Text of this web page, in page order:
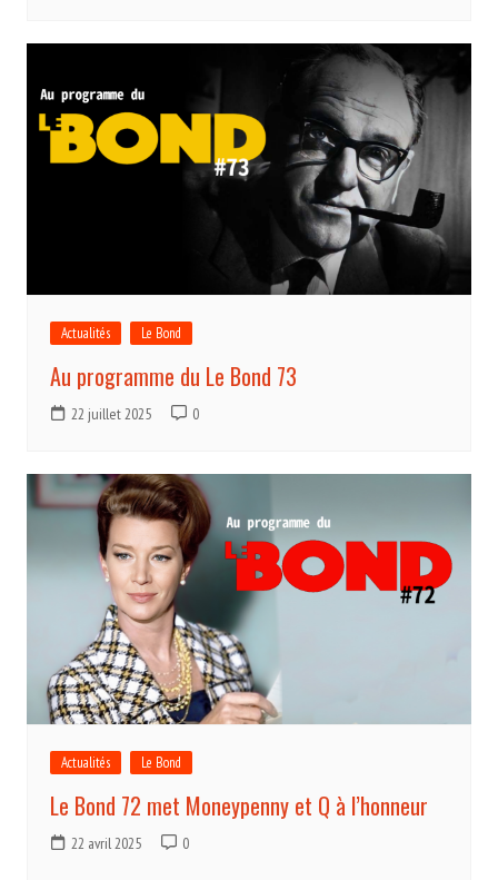
Actualités Le Bond
Au programme du Le Bond 73
22 juillet 2025 0
Actualités Le Bond
Le Bond 72 met Moneypenny et Q à l’honneur
22 avril 2025 0